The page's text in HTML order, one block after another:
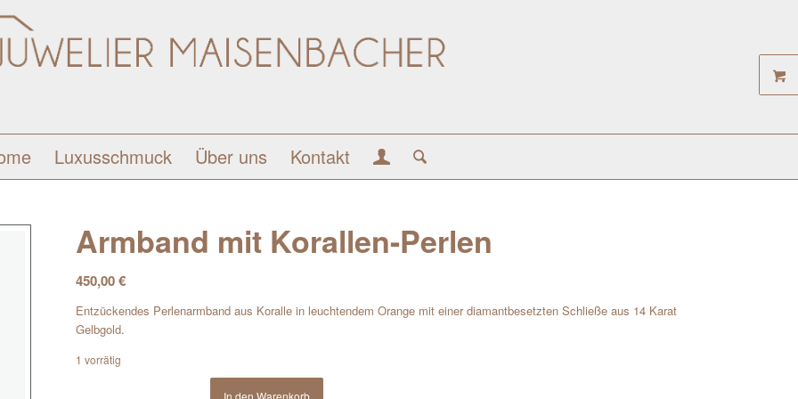
Luxusschmuck Über uns Kontakt
Armband mit Korallen-Perlen
450,00€
Entzückendes Perlenarmband aus Koralle in leuchtendem Orange mit einer diamantbesetzten Schließe aus 14 Karat
Gelbgold.
1 vorrätig